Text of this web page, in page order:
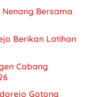
Bersama
Berikan Latihan
Cabang
Gotong